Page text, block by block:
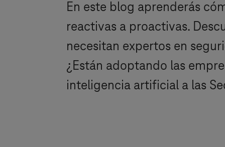
En este blog aprenderás
reactivas a proactivas.
necesitan expertos en
¿Están adoptando las
inteligencia artificial a las